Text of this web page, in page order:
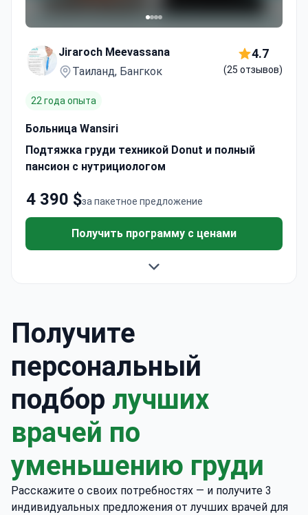
Jiraroch Meevassana
Таиланд, Бангкок
4.7
(25 отзывов)
22 года опыта
Больница Wansiri
Подтяжка груди техникой Donut и полный
пансион с нутрициологом
за пакетное предложение
4 390 $
Получить программу с ценами
Получите
персональный
подбор лучших
врачей по
уменьшению груди
Расскажите о своих потребностях — и получите 3
индивидуальных предложения от лучших врачей для